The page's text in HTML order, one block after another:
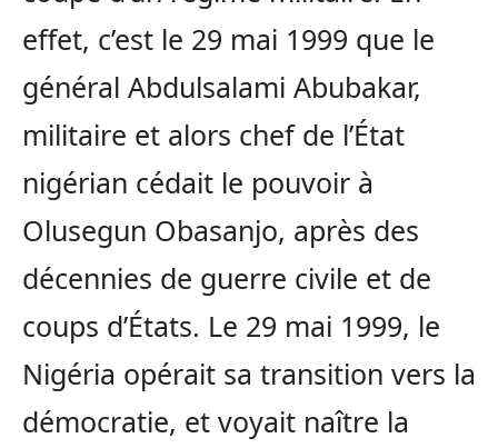
effet, c’est le 29 mai 1999 que le
général Abdulsalami Abubakar,
militaire et alors chef de l’État
nigérian cédait le pouvoir à
Olusegun Obasanjo, après des
décennies de guerre civile et de
coups d’États. Le 29 mai 1999, le
Nigéria opérait sa transition vers la
démocratie, et voyait naître la